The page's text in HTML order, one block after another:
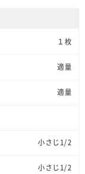
１枚
適量
適量
小さじ1/2
小さじ1/2